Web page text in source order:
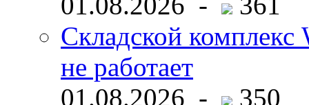
Складской комплекс
не работает
01.08.2026 -
350